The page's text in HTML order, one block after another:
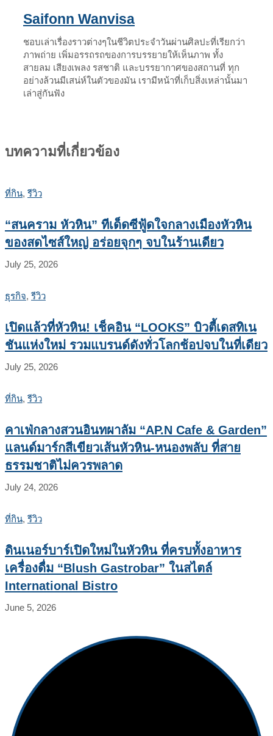
Saifonn Wanvisa
ชอบเล่าเรื่องราวต่างๆในชีวิตประจำวันผ่านศิลปะที่เรียกว่า
ภาพถ่าย เพิ่มอรรถรถของการบรรยายให้เห็นภาพ ทั้ง
สายลม เสียงเพลง รสชาติ และบรรยากาศของสถานที่ ทุก
อย่างล้วนมีเสน่ห์ในตัวของมัน เรามีหน้าที่เก็บสิ่งเหล่านั้นมา
เล่าสู่กันฟัง
บทความที่เกี่ยวข้อง
ที่กิน, รีวิว
“สนคราม หัวหิน” ทีเด็ดซีฟู้ดใจกลางเมืองหัวหิน
ของสดไซส์ใหญ่ อร่อยจุกๆ จบในร้านเดียว
July 25, 2026
ธุรกิจ, รีวิว
เปิดแล้วที่หัวหิน! เช็คอิน “LOOKS” บิวตี้เดสทิเน
ชันแห่งใหม่ รวมแบรนด์ดังทั่วโลกช้อปจบในที่เดียว
July 25, 2026
ที่กิน, รีวิว
คาเฟ่กลางสวนอินทผาลัม “AP.N Cafe & Garden”
แลนด์มาร์กสีเขียวเส้นหัวหิน-หนองพลับ ที่สาย
ธรรมชาติไม่ควรพลาด
July 24, 2026
ที่กิน, รีวิว
ดินเนอร์บาร์เปิดใหม่ในหัวหิน ที่ครบทั้งอาหาร
เครื่องดื่ม “Blush Gastrobar” ในสไตล์
International Bistro
June 5, 2026